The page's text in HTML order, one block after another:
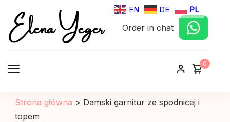
EN DE PL
Elena Yeger
Sklep internetowy odziez damska
Order in chat
0
Strona główna > Damski garnitur ze spodnicej i
topem